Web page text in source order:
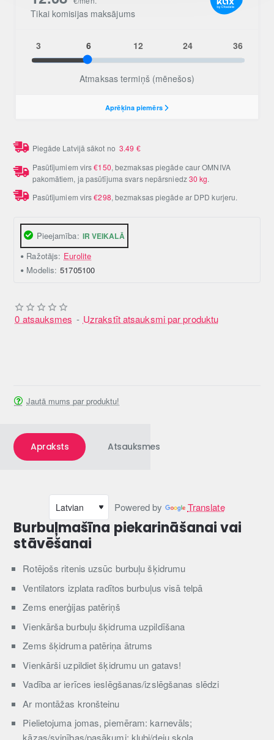
Pieejamība: IR VEIKALĀ
Ražotājs: Eurolite
Modelis: 51705100
0 atsauksmes - Uzrakstīt atsauksmi par produktu
Piegāde Latvijā sākot no3.49 €
Pasūtījumiem virs€150, bezmaksas piegāde caur OMNIVA
pakomātiem, ja pasūtījuma svars nepārsniedz30 kg.
Pasūtījumiem virs€298, bezmaksas piegāde ar DPD kurjeru.
Jautā mums par produktu!
Apraksts Atsauksmes
Powered by Translate
Burbuļmašīna piekarināšanai vai
stāvēšanai
Rotējošs ritenis uzsūc burbuļu šķidrumu
Ventilators izplata radītos burbuļus visā telpā
Zems enerģijas patēriņš
Vienkārša burbuļu šķidruma uzpildīšana
Zems šķidruma patēriņa ātrums
Vienkārši uzpildiet šķidrumu un gatavs!
Vadība ar ierīces ieslēgšanas/izslēgšanas slēdzi
Ar montāžas kronšteinu
Pielietojuma jomas, piemēram: karnevāls;
kāzas/svinības/pasākumi; klubi/deju skola